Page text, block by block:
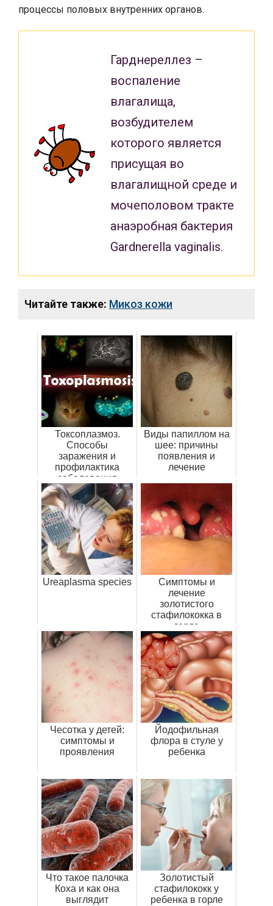
процессы половых внутренних органов.
Гарднереллез –
воспаление
влагалища,
возбудителем
которого является
присущая во
влагалищной среде и
мочеполовом тракте
анаэробная бактерия
Gardnerella vaginalis.
Читайте также: Микоз кожи
Токсоплазмоз.
Способы
заражения и
профилактика
заболевания
Виды папиллом на
шее: причины
появления и
лечение
Ureaplasma species
Симптомы и
лечение
золотистого
стафилококка в
горле
Чесотка у детей:
симптомы и
проявления
Йодофильная
флора в стуле у
ребенка
Что такое палочка
Коха и как она
выглядит
Золотистый
стафилококк у
ребенка в горле